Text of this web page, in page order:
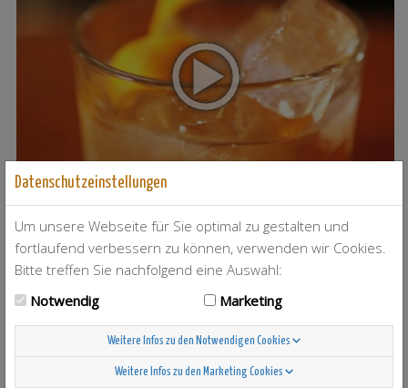
T-Berry
Scandinavian Sunshine
Datenschutzeinstellungen
Um unsere Webseite für Sie optimal zu gestalten und
fortlaufend verbessern zu können, verwenden wir Cookies.
Bitte treffen Sie nachfolgend eine Auswahl:
Notwendig
Marketing
Weitere Infos zu den Notwendigen Cookies
Weitere Infos zu den Marketing Cookies